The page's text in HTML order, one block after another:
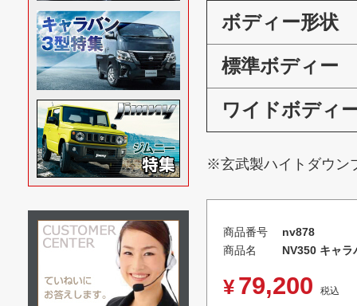
ボディー形状
標準ボディー
ワイドボディ
※玄武製ハイトダウン
商品番号
nv878
商品名
NV350 キャ
¥ 79,200 税込